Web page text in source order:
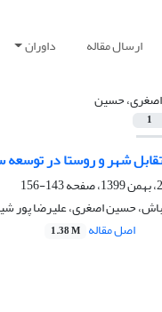
ارسال مقاله داوران
اصغری، حسین
1
شهر و روستا در توسعه
143-156
حسین اصغری، علیرضا پور
اصل مقاله 1.38 M